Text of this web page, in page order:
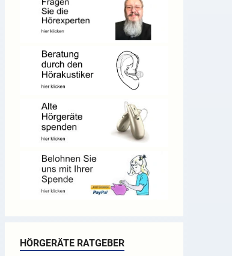
HÖRGERÄTE RATGEBER